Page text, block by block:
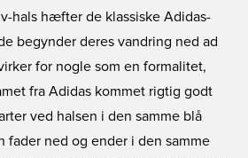
hals hæfter de klassiske Adidas-
begynder deres vandring ned ad
for nogle som en formalitet,
fra Adidas kommet rigtig godt
ved halsen i den samme blå
fader ned og ender i den samme